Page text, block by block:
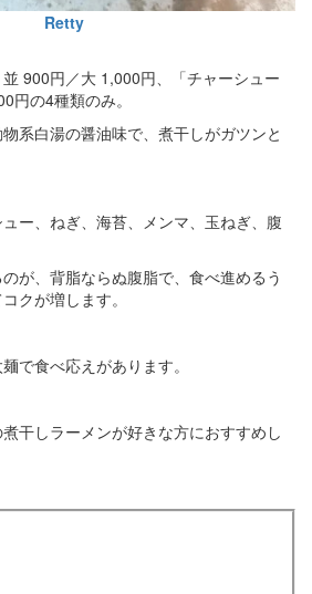
Retty
900円／大 1,000円、「チャーシュー
円の4種類のみ。
系白湯の醤油味で、煮干しがガツンと
ー、ねぎ、海苔、メンマ、玉ねぎ、腹
が、背脂ならぬ腹脂で、食べ進めるう
クが増します。
で食べ応えがあります。
干しラーメンが好きな方におすすめし